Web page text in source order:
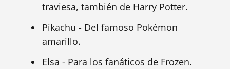
traviesa, también de Harry Potter.
Pikachu - Del famoso Pokémon
amarillo.
Elsa - Para los fanáticos de Frozen.